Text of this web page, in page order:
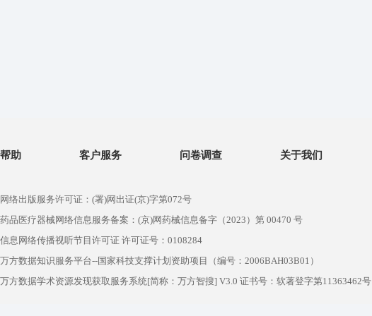
帮助 客户服务 问卷调查 关于我们
网络出版服务许可证：(署)网出证(京)字第072号
药品医疗器械网络信息服务备案：(京)网药械信息备字（2023）第 00470 号
信息网络传播视听节目许可证 许可证号：0108284
万方数据知识服务平台--国家科技支撑计划资助项目（编号：2006BAH03B01）
万方数据学术资源发现获取服务系统[简称：万方智搜] V3.0 证书号：软著登字第11363462号